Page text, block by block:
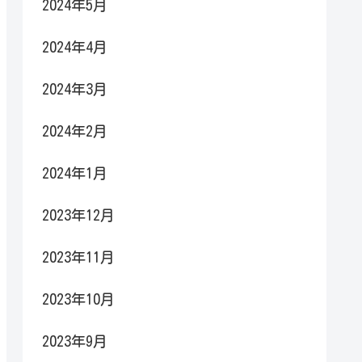
2024年5月
2024年4月
2024年3月
2024年2月
2024年1月
2023年12月
2023年11月
2023年10月
2023年9月